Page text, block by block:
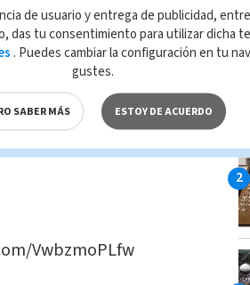
Torres al minuto 7.El
desvió en un defensa
DE MIS TÍAS,
VwbzmoPLfw
de usuario y entrega de publicidad,
das tu consentimiento para utilizar dicha
. Puedes cambiar la configuración en tu
gustes.
SABER MÁS ESTOY DE ACUERDO